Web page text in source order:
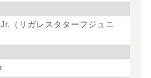
（リガレスタターフジュニ